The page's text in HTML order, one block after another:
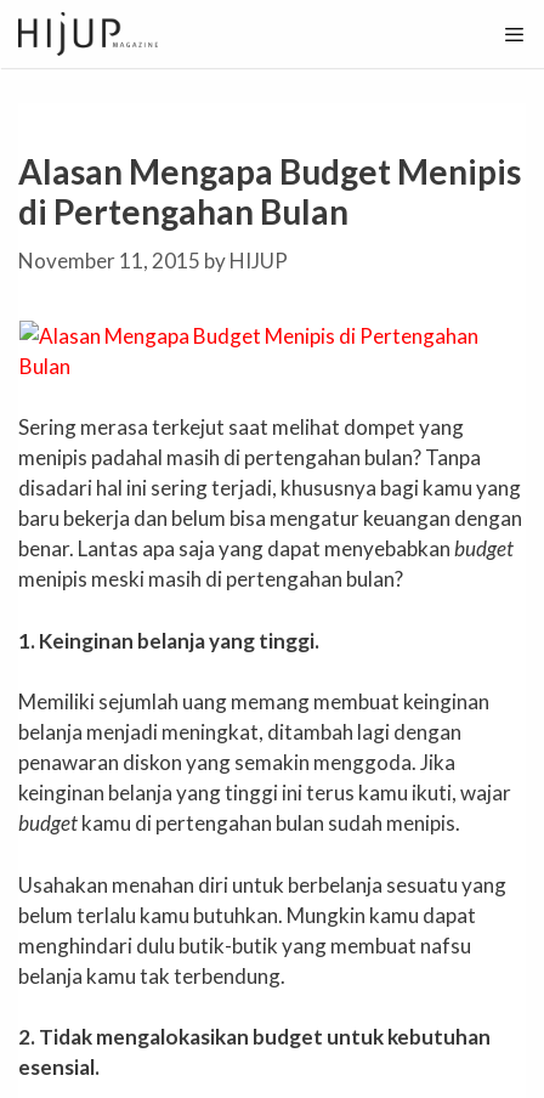
Skip
to
content
Alasan Mengapa Budget Menipis
di Pertengahan Bulan
November 11, 2015 byHIJUP
Sering merasa terkejut saat melihat dompet yang
menipis padahal masih di pertengahan bulan? Tanpa
disadari hal ini sering terjadi, khususnya bagi kamu yang
baru bekerja dan belum bisa mengatur keuangan dengan
benar. Lantas apa saja yang dapat menyebabkanbudget
menipis meski masih di pertengahan bulan?
1. Keinginan belanja yang tinggi.
Memiliki sejumlah uang memang membuat keinginan
belanja menjadi meningkat, ditambah lagi dengan
penawaran diskon yang semakin menggoda. Jika
keinginan belanja yang tinggi ini terus kamu ikuti, wajar
budgetkamu di pertengahan bulan sudah menipis.
Usahakan menahan diri untuk berbelanja sesuatu yang
belum terlalu kamu butuhkan. Mungkin kamu dapat
menghindari dulu butik-butik yang membuat nafsu
belanja kamu tak terbendung.
2. Tidak mengalokasikan budget untuk kebutuhan
esensial.